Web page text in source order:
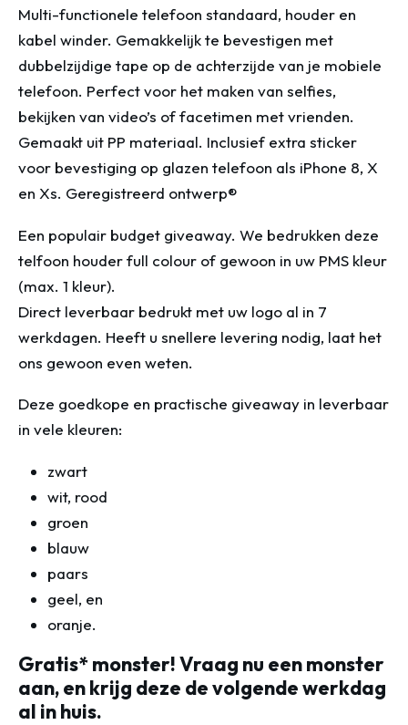
Multi-functionele telefoon standaard, houder en
kabel winder. Gemakkelijk te bevestigen met
dubbelzijdige tape op de achterzijde van je mobiele
telefoon. Perfect voor het maken van selfies,
bekijken van video’s of facetimen met vrienden.
Gemaakt uit PP materiaal. Inclusief extra sticker
voor bevestiging op glazen telefoon als iPhone 8, X
en Xs. Geregistreerd ontwerp®
Een populair budget giveaway. We bedrukken deze
telfoon houder full colour of gewoon in uw PMS kleur
(max. 1 kleur).
Direct leverbaar bedrukt met uw logo al in 7
werkdagen. Heeft u snellere levering nodig, laat het
ons gewoon even weten.
Deze goedkope en practische giveaway in leverbaar
in vele kleuren:
zwart
wit, rood
groen
blauw
paars
geel, en
oranje.
Gratis* monster! Vraag nu een monster
aan, en krijg deze de volgende werkdag
al in huis.